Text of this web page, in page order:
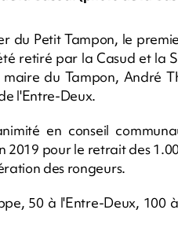
du Petit Tampon, le
retiré par la Casud et la
du Tampon, André
l'Entre-Deux.
en conseil
2019 pour le retrait des
des rongeurs.
50 à l'Entre-Deux, 100